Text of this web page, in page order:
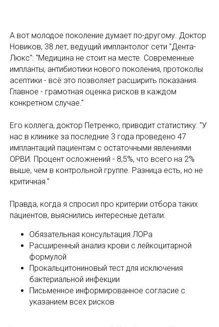
А вот молодое поколение думает по-другому. Доктор
Новиков, 38 лет, ведущий имплантолог сети "Дента-
Люкс": "Медицина не стоит на месте. Современные
импланты, антибиотики нового поколения, протоколы
асептики - всё это позволяет расширить показания.
Главное - грамотная оценка рисков в каждом
конкретном случае."
Его коллега, доктор Петренко, приводит статистику: "У
нас в клинике за последние 3 года проведено 47
имплантаций пациентам с остаточными явлениями
ОРВИ. Процент осложнений - 8,5%, что всего на 2%
выше, чем в контрольной группе. Разница есть, но не
критичная."
Правда, когда я спросил про критерии отбора таких
пациентов, выяснились интересные детали:
Обязательная консультация ЛОРа
Расширенный анализ крови с лейкоцитарной
формулой
Прокальцитониновый тест для исключения
бактериальной инфекции
Письменное информированное согласие с
указанием всех рисков